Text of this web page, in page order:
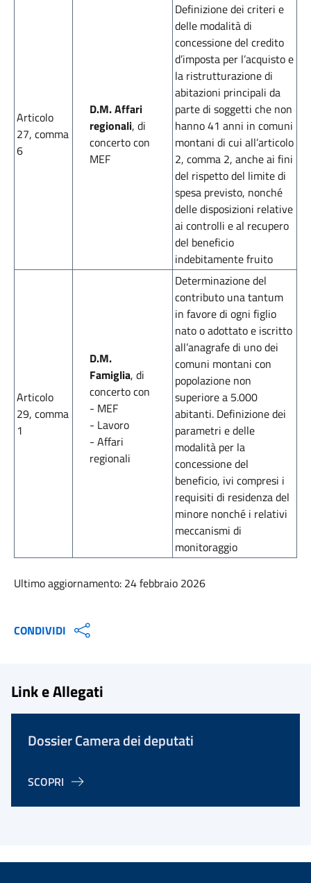
Articolo
27, comma
6
D.M. Affari
regionali, di
concerto con
MEF
Definizione dei criteri e
delle modalità di
concessione del credito
d’imposta per l’acquisto e
la ristrutturazione di
abitazioni principali da
parte di soggetti che non
hanno 41 anni in comuni
montani di cui all’articolo
2, comma 2, anche ai fini
del rispetto del limite di
spesa previsto, nonché
delle disposizioni relative
ai controlli e al recupero
del beneficio
indebitamente fruito
Articolo
29, comma
1
D.M.
Famiglia, di
concerto con
- MEF
- Lavoro
- Affari
regionali
Determinazione del
contributo una tantum
in favore di ogni figlio
nato o adottato e iscritto
all’anagrafe di uno dei
comuni montani con
popolazione non
superiore a 5.000
abitanti. Definizione dei
parametri e delle
modalità per la
concessione del
beneficio, ivi compresi i
requisiti di residenza del
minore nonché i relativi
meccanismi di
monitoraggio
Ultimo aggiornamento: 24 febbraio 2026
CONDIVIDI
Link e Allegati
Dossier Camera dei deputati
SCOPRI